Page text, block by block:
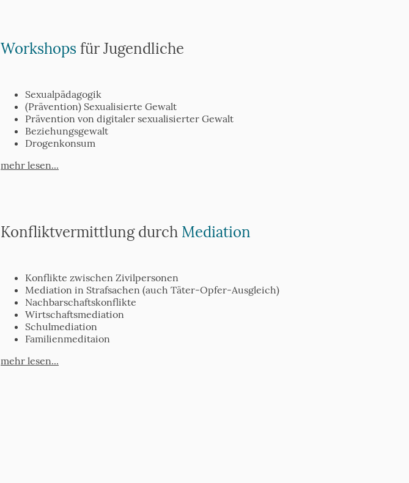
Workshops für Jugendliche
Sexualpädagogik
(Prävention) Sexualisierte Gewalt
Prävention von digitaler sexualisierter Gewalt
Beziehungsgewalt
Drogenkonsum
mehr lesen...
Konfliktvermittlung durch Mediation
Konflikte zwischen Zivilpersonen
Mediation in Strafsachen (auch Täter-Opfer-Ausgleich)
Nachbarschaftskonflikte
Wirtschaftsmediation
Schulmediation
Familienmeditaion
mehr lesen...